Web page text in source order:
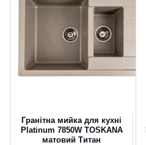
Гранітна мийка для кухні
Platinum 7850W TOSKANA
матовий Титан